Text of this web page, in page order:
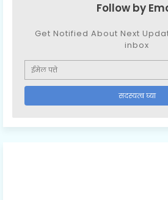
Follow by
Get Notified About Next
inbox